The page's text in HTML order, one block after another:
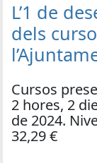
L’1 de
dels
Cursos
2 hores, 2
de 2024.
32,29 €